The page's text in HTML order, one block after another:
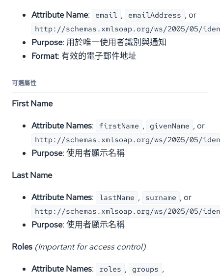
Attribute Name: email , emailAddress , or
http://schemas.xmlsoap.org/ws/2005/05/
Purpose: 用於唯一使用者識別與通知
Format: 有效的電子郵件地址
可選屬性
First Name
Attribute Names: firstName , givenName , or
http://schemas.xmlsoap.org/ws/2005/05/
Purpose: 使用者顯示名稱
Last Name
Attribute Names: lastName , surname , or
http://schemas.xmlsoap.org/ws/2005/05/
Purpose: 使用者顯示名稱
Roles (Important for access control)
Attribute Names: roles , groups ,